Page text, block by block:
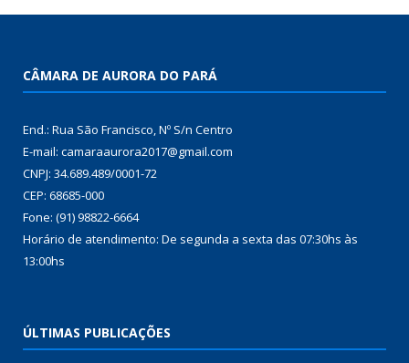
CÂMARA DE AURORA DO PARÁ
End.: Rua São Francisco, Nº S/n Centro
E-mail: camaraaurora2017@gmail.com
CNPJ: 34.689.489/0001-72
CEP: 68685-000
Fone: (91) 98822-6664
Horário de atendimento: De segunda a sexta das 07:30hs às
13:00hs
ÚLTIMAS PUBLICAÇÕES